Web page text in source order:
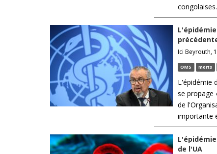
Ici Beyrouth,
OMS morts
L'épidémie
se propage
de
importante
de l'UA